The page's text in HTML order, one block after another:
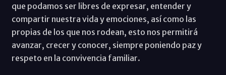
que podamos ser libres de expresar, entender y
compartir nuestra vida y emociones, así como las
propias de los que nos rodean, esto nos permitirá
avanzar, crecer y conocer, siempre poniendo paz y
respeto en la convivencia familiar.